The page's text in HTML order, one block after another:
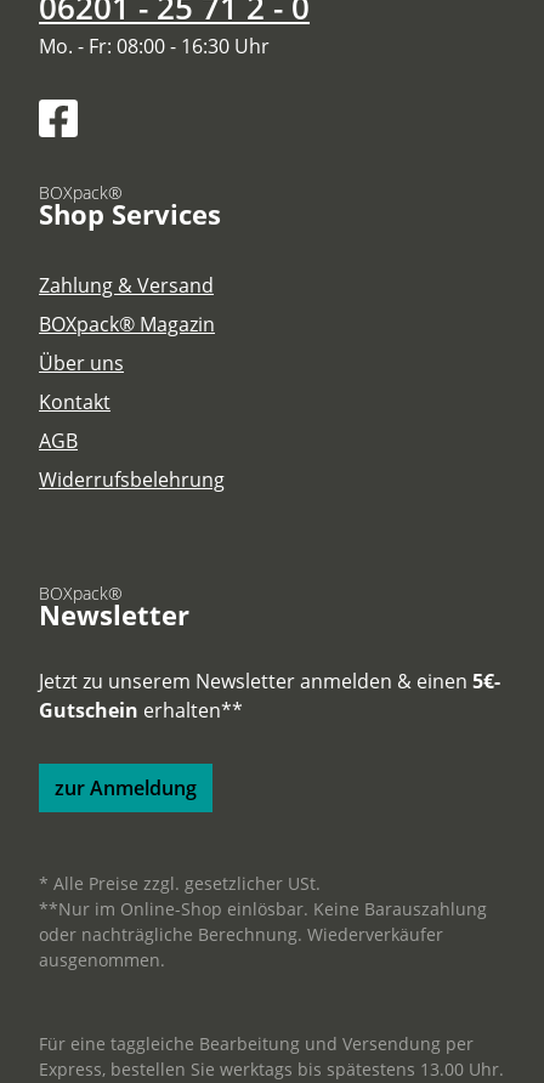
Mo. - Fr: 08:00 - 16:30 Uhr
BOXpack®
Shop Services
Zahlung & Versand
BOXpack® Magazin
Über uns
Kontakt
AGB
Widerrufsbelehrung
BOXpack®
Newsletter
Jetzt zu unserem Newsletter anmelden & einen 5€-
Gutschein erhalten**
zur Anmeldung
* Alle Preise zzgl. gesetzlicher USt.
**Nur im Online-Shop einlösbar. Keine Barauszahlung
oder nachträgliche Berechnung. Wiederverkäufer
ausgenommen.
Für eine taggleiche Bearbeitung und Versendung per
Express, bestellen Sie werktags bis spätestens 13.00 Uhr.